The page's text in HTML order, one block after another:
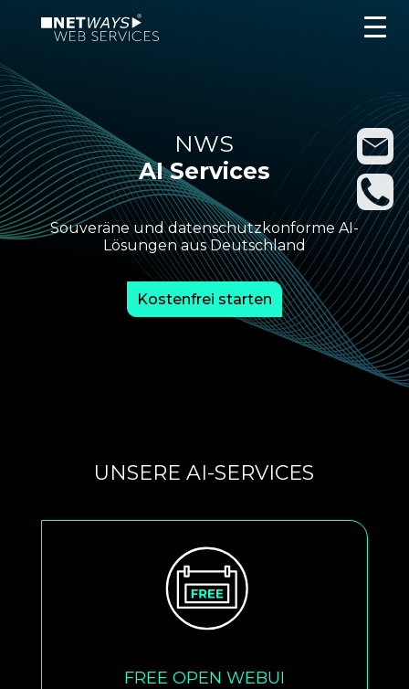
NWS
AI Services
Souveräne und datenschutzkonforme AI-
Lösungen aus Deutschland
Kostenfrei starten
UNSERE AI-SERVICES
FREE OPEN WEBUI